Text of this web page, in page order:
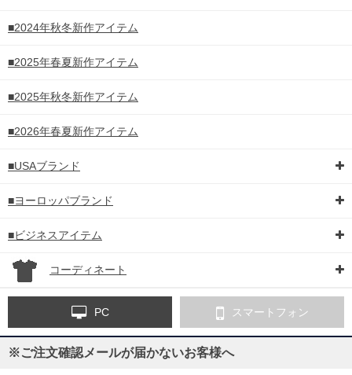
■2024年秋冬新作アイテム
■2025年春夏新作アイテム
■2025年秋冬新作アイテム
■2026年春夏新作アイテム
■USAブランド
■ヨーロッパブランド
■ビジネスアイテム
コーディネート
PC スマートフォン
※ご注文確認メールが届かないお客様へ